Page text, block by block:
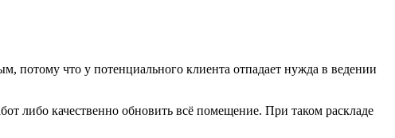
потому что у потенциального клиента отпадает нужда в ведении
либо качественно обновить всё помещение. При таком раскладе